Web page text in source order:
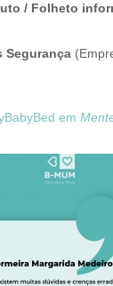
/ Folheto
Segurança
em